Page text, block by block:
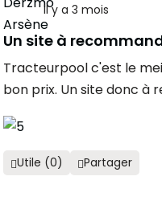
il y a 3 mois
Un site à
Tracteurpool c'est le
bon prix. Un site donc à
Utile (0) Partager